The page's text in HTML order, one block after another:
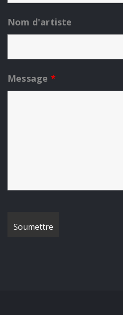
Nom d'artiste
Message *